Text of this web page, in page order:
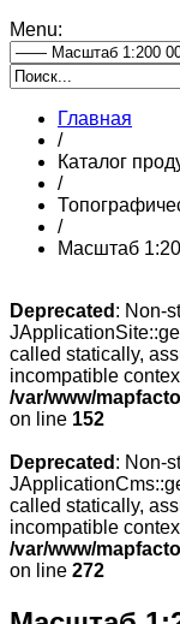
Menu:
Главная
/
Каталог
/
/
Масштаб
Deprecated : Non-
called statically,
incompatible
/var/www/
on line 152
Deprecated : Non-
called statically,
incompatible
/var/www/
on line 272